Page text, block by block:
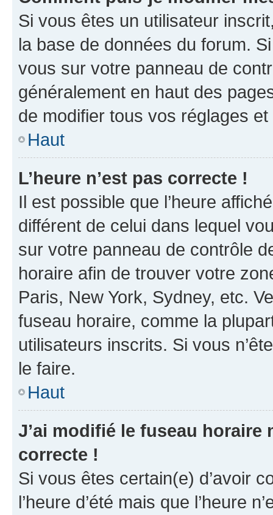
Si vous êtes un utilisateur
la base de données du forum.
vous sur votre panneau de
généralement en haut des
de modifier tous vos réglages
Haut
L’heure n’est pas correcte !
Il est possible que l’heure
différent de celui dans lequel
sur votre panneau de contrôle
horaire afin de trouver votre
Paris, New York, Sydney, etc.
fuseau horaire, comme la
utilisateurs inscrits. Si vous
le faire.
Haut
J’ai modifié le fuseau horaire
correcte !
Si vous êtes certain(e) d’avoir
l’heure d’été mais que l’heure